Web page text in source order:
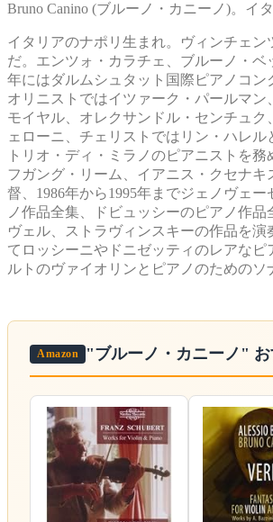
Bruno Canino (ブルーノ・カニーノ)。イ
イタリアのナポリ生まれ。ヴィンチェ
だ。エンツォ・カラチェ、ブルーノ・
年にはダルムシュタット国際ピアノコ
オリニストではイツァーク・パールマ
モイヤル、オレクサンドル・センチュ
ェローニ、チェリストではリン・ハレ
トリオ・ディ・ミラノのピアニストを
フガング・リーム、イアニス・クセナ
督、1986年から1995年までジェノヴェ
ノ作品全集、ドビュッシーのピアノ作
ヴェル、ストラヴィンスキーの作品を
てロッシーニやドニゼッティのレアな
ルトのヴァイオリンとピアノのためのソ
Amazon "ブルーノ・カニーノ"